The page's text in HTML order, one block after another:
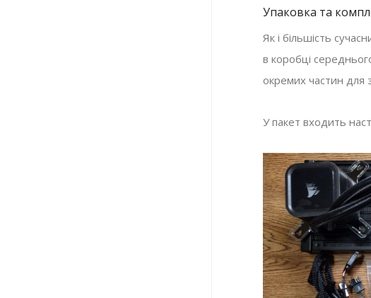
Упаковка та
Як і більшість
в коробці
окремих частин для
У пакет входить